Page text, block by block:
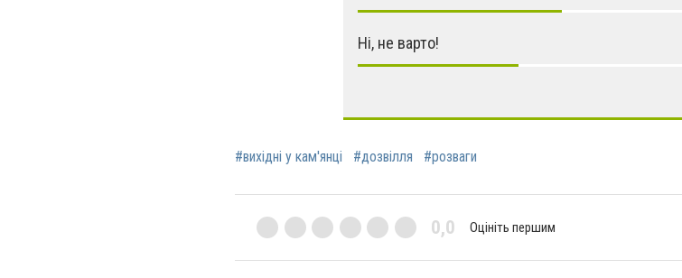
Ні, не варто!
#вихідні у кам'янці #дозвілля #розваги
0,0 Оцініть першим